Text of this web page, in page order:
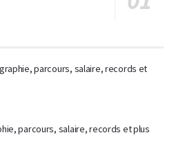
parcours, salaire, records et
parcours, salaire, records et plus